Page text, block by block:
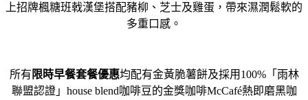
上招牌楓糖班戟漢堡搭配豬柳、芝士及雞蛋， 帶來濕潤鬆軟的
多重口感。
所有 限時早餐套餐優惠均配有金黃脆薯餅及採用 100%「雨林
聯盟認證」 house blend咖啡豆的金獎咖啡McCafé熱即磨黑咖